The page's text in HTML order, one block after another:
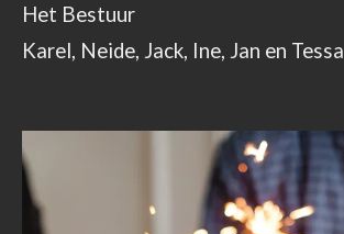
Het Bestuur
Karel, Neide, Jack, Ine, Jan en Tessa